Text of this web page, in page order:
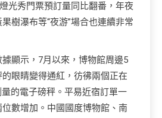
光秀門票預訂量同比翻番，年夜
樹瀑布等“夜游”場合也連續非常
顯示，7月以來，博物館周邊5
的眼睛變得通紅，彷彿兩個正在
的電子磅秤。平易近宿訂單一
數增加。中國國度博物館、南